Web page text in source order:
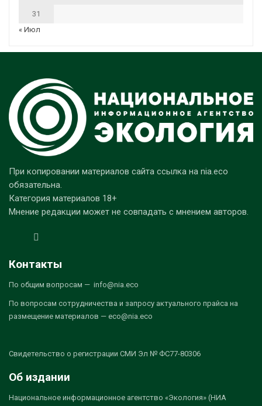
31
« Июл
При копировании материалов сайта ссылка на nia.eco
обязательна.
Категория материалов 18+
Мнение редакции может не совпадать с мнением авторов.
Контакты
По общим вопросам — info@nia.eco
По вопросам сотрудничества и запросу актуального прайса на
размещение материалов — eco@nia.eco
Свидетельство о регистрации СМИ Эл № ФС77-80306
Об издании
Национальное информационное агентство «Экология» (НИА